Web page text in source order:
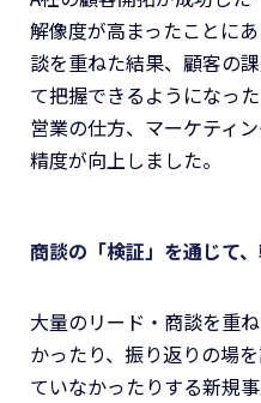
解像度が高まったことに
談を重ねた結果、顧客の
て把握できるようになっ
営業の仕方、マーケティ
精度が向上しました。
商談の「検証」を通じて
大量のリード・商談を重
かったり、振り返りの場
ていなかったりする新規